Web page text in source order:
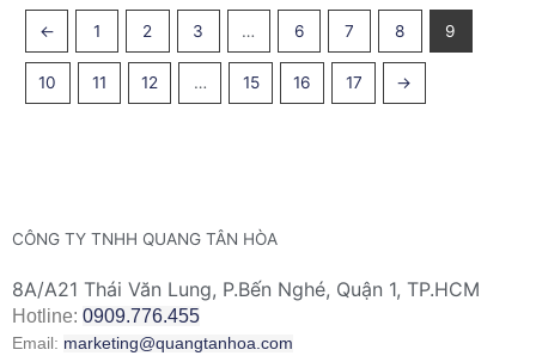
← 1 2 3 … 6 7 8 9
10 11 12 … 15 16 17 →
CÔNG TY TNHH QUANG TÂN HÒA
8A/A21 Thái Văn Lung, P.Bến Nghé, Quận 1, TP.HCM
Hotline: 0909.776.455
Email: marketing@quangtanhoa.com